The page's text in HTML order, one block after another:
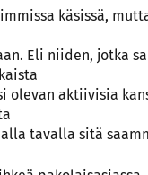
käsissä,
Eli niiden, jotka
olevan aktiivisia
tavalla sitä